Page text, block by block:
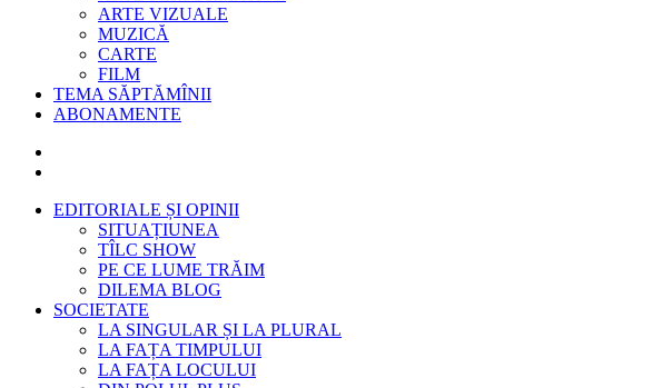
ARTE VIZUALE
MUZICĂ
CARTE
FILM
TEMA SĂPTĂMÎNII
ABONAMENTE
EDITORIALE ȘI OPINII
SITUAȚIUNEA
TÎLC SHOW
PE CE LUME TRĂIM
DILEMA BLOG
SOCIETATE
LA SINGULAR ȘI LA PLURAL
LA FAȚA TIMPULUI
LA FAȚA LOCULUI